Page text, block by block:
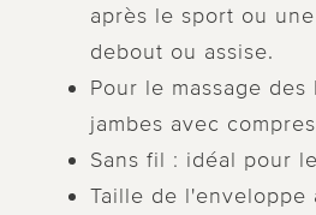
après le sport ou
debout ou assise.
Pour le massage des
jambes avec
Sans fil : idéal pour
Taille de l'enveloppe